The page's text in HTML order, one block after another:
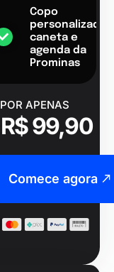
Copo
personalizado,
caneta e
agenda da
Prominas
POR APENAS
R$ 99,90
Comece agora